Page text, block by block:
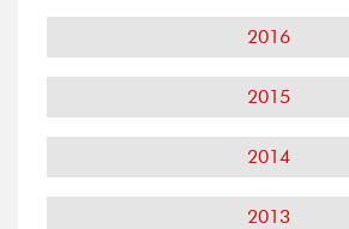
2016
2015
2014
2013